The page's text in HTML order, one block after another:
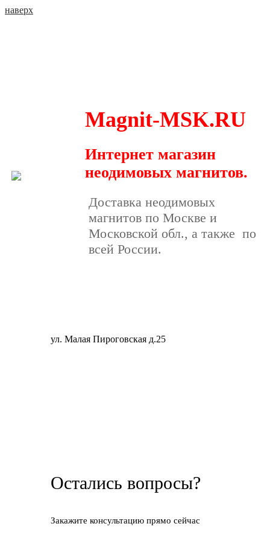
наверх
Magnit-MSK.RU
Интернет магазин
неодимовых магнитов.
Доставка неодимовых
магнитов по Москве и
Московской обл., а также по
всей России.
ул. Малая Пироговская д.25
Остались вопросы?
Закажите консультацию прямо сейчас